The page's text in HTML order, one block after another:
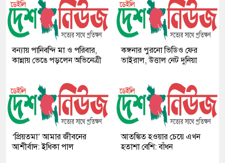
বন্যায় পানিবন্দি মা ও পরিবার,
কান্নায় ভেঙে পড়লেন অভিনেত্রী
কঙ্গনার পুরনো ভিডিও ফের
ভাইরাল, উত্তাল নেট দুনিয়া
‘প্রিয়তমা’ আমার জীবনের
আশীর্বাদ: ইধিকা পাল
আতঙ্কিত হওয়ার চেয়ে এখন
হতাশা বেশি: বাঁধন